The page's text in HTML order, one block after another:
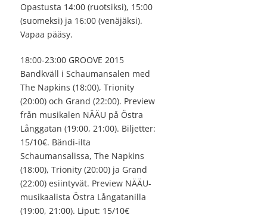
Opastusta 14:00 (ruotsiksi), 15:00
(suomeksi) ja 16:00 (venäjäksi).
Vapaa pääsy.
18:00-23:00 GROOVE 2015
Bandkväll i Schaumansalen med
The Napkins (18:00), Trionity
(20:00) och Grand (22:00). Preview
från musikalen NÄÄU på Östra
Långgatan (19:00, 21:00). Biljetter:
15/10€. Bändi-ilta
Schaumansalissa, The Napkins
(18:00), Trionity (20:00) ja Grand
(22:00) esiintyvät. Preview NÄÄU-
musikaalista Östra Långatanilla
(19:00, 21:00). Liput: 15/10€